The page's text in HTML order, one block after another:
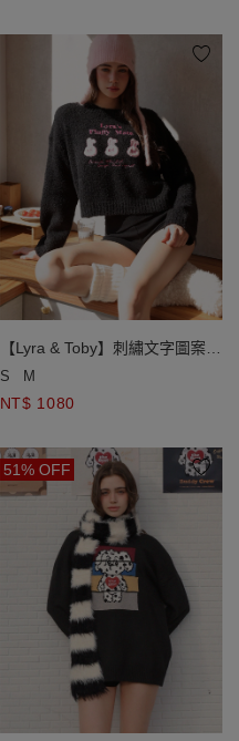
【Lyra & Toby】刺繡文字圖案圓
領長袖短版毛衣
S M
NT$ 1080
51% OFF